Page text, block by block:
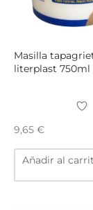
Masilla
literplast 750ml
9,65 €
Añadir al